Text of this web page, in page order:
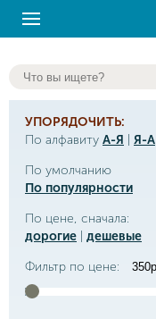
УПОРЯДОЧИТЬ:
По алфавиту А-Я
Я-А
По умолчанию
По популярности
По цене, сначала:
дорогие
дешевые
Фильтр по цене: